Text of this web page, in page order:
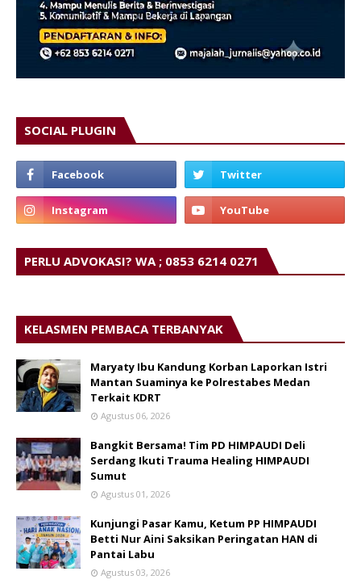
SOCIAL PLUGIN
PERLU ADVOKASI? WA ; 0853 6214 0271
KELASMEN PEMBACA TERBANYAK
Maryaty Ibu Kandung Korban Laporkan Istri
Mantan Suaminya ke Polrestabes Medan
Terkait KDRT
Agustus 06, 2026
Bangkit Bersama! Tim PD HIMPAUDI Deli
Serdang Ikuti Trauma Healing HIMPAUDI
Sumut
Agustus 01, 2026
Kunjungi Pasar Kamu, Ketum PP HIMPAUDI
Betti Nur Aini Saksikan Peringatan HAN di
Pantai Labu
Agustus 03, 2026